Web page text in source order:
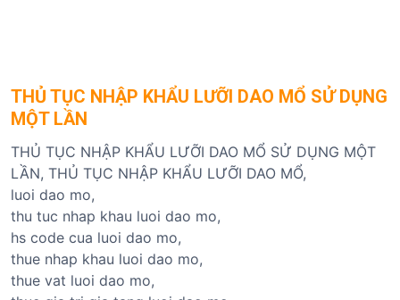
THỦ TỤC NHẬP KHẨU LƯỠI DAO MỔ SỬ DỤNG
MỘT LẦN
THỦ TỤC NHẬP KHẨU LƯỠI DAO MỔ SỬ DỤNG MỘT
LẦN, THỦ TỤC NHẬP KHẨU LƯỠI DAO MỔ,
luoi dao mo,
thu tuc nhap khau luoi dao mo,
hs code cua luoi dao mo,
thue nhap khau luoi dao mo,
thue vat luoi dao mo,